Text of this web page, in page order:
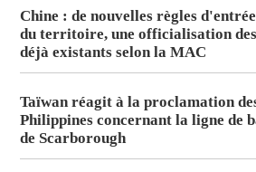
Chine : de nouvelles règles
du territoire, une officialisation
déjà existants selon la MAC
Taïwan réagit à la proclamation
Philippines concernant la ligne de
de Scarborough